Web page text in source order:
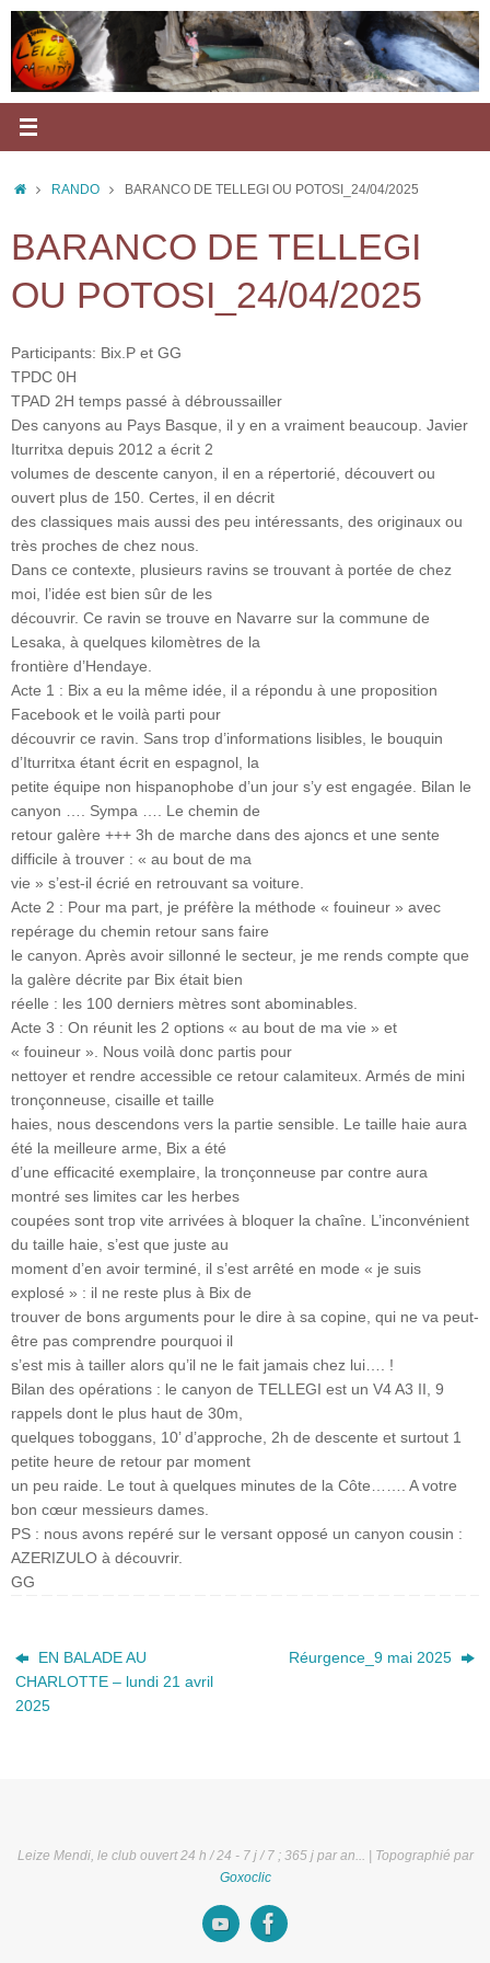
Passer
contenu
ACCUEIL
RANDO BARANCO DE TELLEGI OU POTOSI_24/04/2025
BARANCO DE TELLEGI
OU POTOSI_24/04/2025
Participants: Bix.P et GG
TPDC 0H
TPAD 2H temps passé à débroussailler
Des canyons au Pays Basque, il y en a vraiment beaucoup. Javier
Iturritxa depuis 2012 a écrit 2
volumes de descente canyon, il en a répertorié, découvert ou
ouvert plus de 150. Certes, il en décrit
des classiques mais aussi des peu intéressants, des originaux ou
très proches de chez nous.
Dans ce contexte, plusieurs ravins se trouvant à portée de chez
moi, l’idée est bien sûr de les
découvrir. Ce ravin se trouve en Navarre sur la commune de
Lesaka, à quelques kilomètres de la
frontière d’Hendaye.
Acte 1 : Bix a eu la même idée, il a répondu à une proposition
Facebook et le voilà parti pour
découvrir ce ravin. Sans trop d’informations lisibles, le bouquin
d’Iturritxa étant écrit en espagnol, la
petite équipe non hispanophobe d’un jour s’y est engagée. Bilan le
canyon …. Sympa …. Le chemin de
retour galère +++ 3h de marche dans des ajoncs et une sente
difficile à trouver : « au bout de ma
vie » s’est-il écrié en retrouvant sa voiture.
Acte 2 : Pour ma part, je préfère la méthode « fouineur » avec
repérage du chemin retour sans faire
le canyon. Après avoir sillonné le secteur, je me rends compte que
la galère décrite par Bix était bien
réelle : les 100 derniers mètres sont abominables.
Acte 3 : On réunit les 2 options « au bout de ma vie » et
« fouineur ». Nous voilà donc partis pour
nettoyer et rendre accessible ce retour calamiteux. Armés de mini
tronçonneuse, cisaille et taille
haies, nous descendons vers la partie sensible. Le taille haie aura
été la meilleure arme, Bix a été
d’une efficacité exemplaire, la tronçonneuse par contre aura
montré ses limites car les herbes
coupées sont trop vite arrivées à bloquer la chaîne. L’inconvénient
du taille haie, s’est que juste au
moment d’en avoir terminé, il s’est arrêté en mode « je suis
explosé » : il ne reste plus à Bix de
trouver de bons arguments pour le dire à sa copine, qui ne va peut-
être pas comprendre pourquoi il
s’est mis à tailler alors qu’il ne le fait jamais chez lui…. !
Bilan des opérations : le canyon de TELLEGI est un V4 A3 II, 9
rappels dont le plus haut de 30m,
quelques toboggans, 10’ d’approche, 2h de descente et surtout 1
petite heure de retour par moment
un peu raide. Le tout à quelques minutes de la Côte……. A votre
bon cœur messieurs dames.
PS : nous avons repéré sur le versant opposé un canyon cousin :
AZERIZULO à découvrir.
GG
EN BALADE AU
CHARLOTTE – lundi 21 avril
2025
Réurgence_9 mai 2025
Leize Mendi, le club ouvert 24 h / 24 - 7 j / 7 ; 365 j par an... | Topographié par
Goxoclic